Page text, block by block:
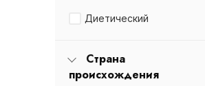
Диетический
Страна
происхождения